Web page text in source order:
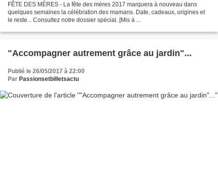
FÊTE DES MÈRES - La fête des mères 2017 marquera à nouveau dans
quelques semaines la célébration des mamans. Date, cadeaux, origines et
le reste... Consultez notre dossier spécial. [Mis à ...
"Accompagner autrement grâce au jardin"...
Publié le 26/05/2017 à 22:00
Par Passionsetbilletsactu